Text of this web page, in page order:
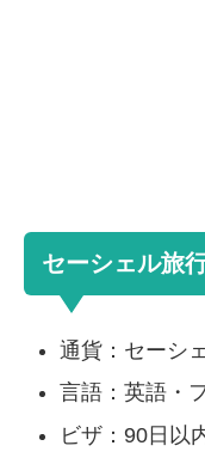
セーシェル旅
通貨：セーシ
言語：英語・
ビザ：90日以